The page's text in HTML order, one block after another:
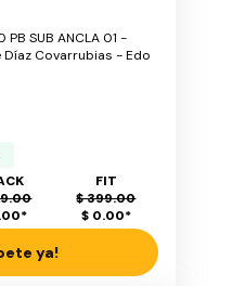
PB SUB ANCLA 01 -
Díaz Covarrubias - Edo
*
FIT
$ 399.00
$ 0.00*
ya!